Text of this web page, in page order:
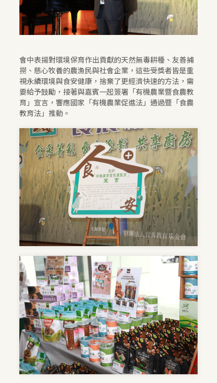
會中表揚對環境保育作出貢獻的天然無毒耕種、友善捕
撈、慈心牧養的農漁民與社會企業，這些受獎者皆是重
視永續環境與食安健康，捨棄了更經濟快速的方法，需
要給予鼓勵，接著與嘉賓一起簽署「有機農業暨食農教
育」宣言，響應國家「有機農業促進法」通過暨「食農
教育法」推動。